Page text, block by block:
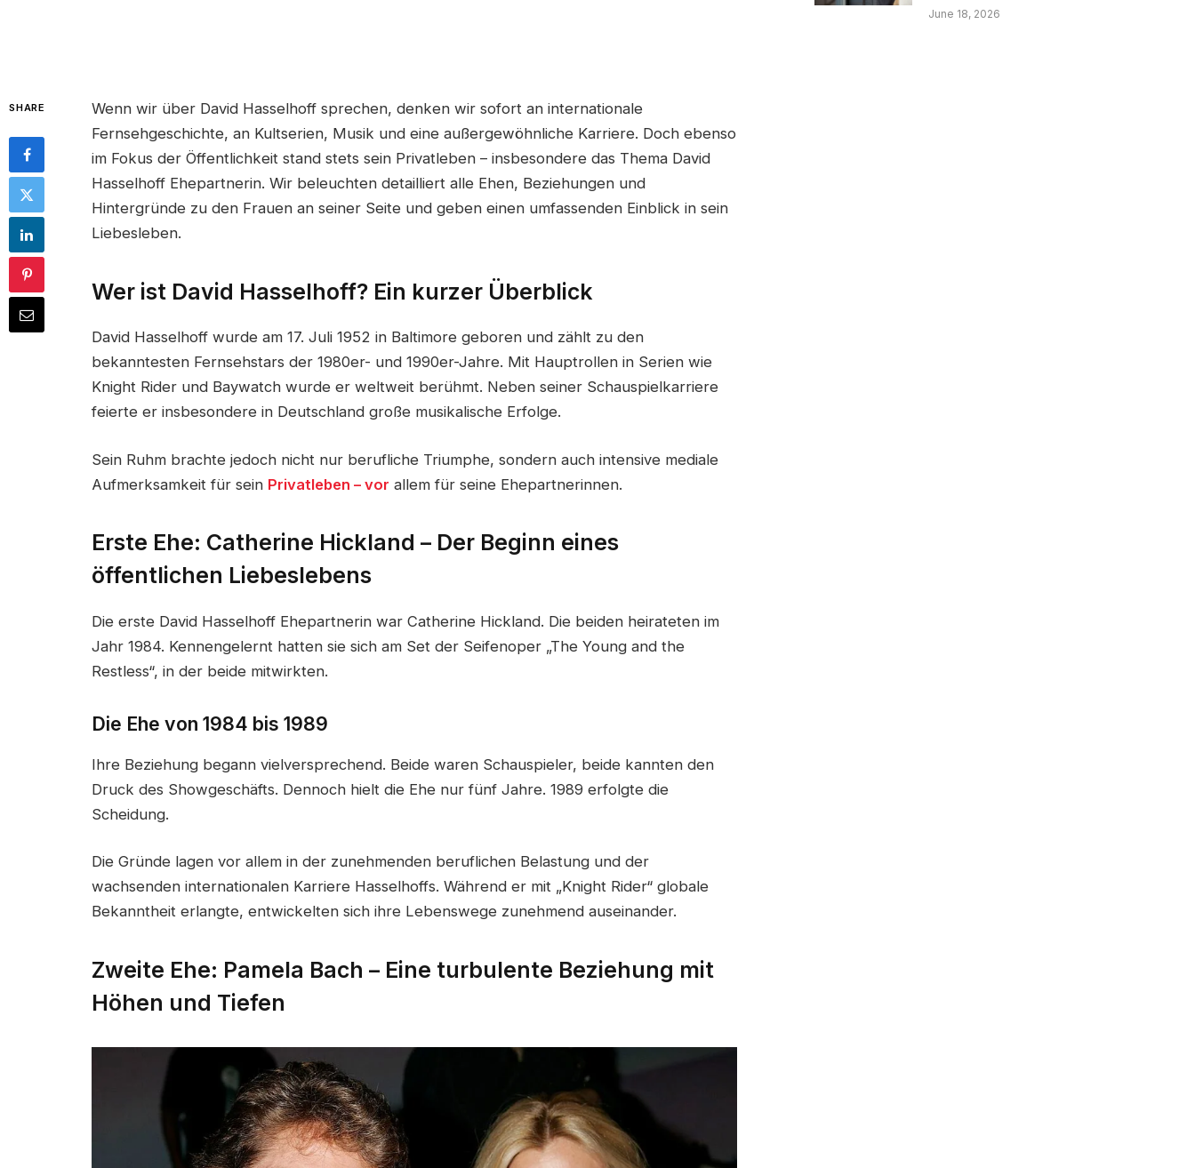
SHARE
Wenn wir über David Hasselhoff sprechen, denken wir sofort an internationale
Fernsehgeschichte, an Kultserien, Musik und eine außergewöhnliche Karriere. Doch ebenso
im Fokus der Öffentlichkeit stand stets sein Privatleben – insbesondere das Thema David
Hasselhoff Ehepartnerin. Wir beleuchten detailliert alle Ehen, Beziehungen und
Hintergründe zu den Frauen an seiner Seite und geben einen umfassenden Einblick in sein
Liebesleben.
Wer ist David Hasselhoff? Ein kurzer Überblick
David Hasselhoff wurde am 17. Juli 1952 in Baltimore geboren und zählt zu den
bekanntesten Fernsehstars der 1980er- und 1990er-Jahre. Mit Hauptrollen in Serien wie
Knight Rider und Baywatch wurde er weltweit berühmt. Neben seiner Schauspielkarriere
feierte er insbesondere in Deutschland große musikalische Erfolge.
Sein Ruhm brachte jedoch nicht nur berufliche Triumphe, sondern auch intensive mediale
Aufmerksamkeit für sein Privatleben – vor allem für seine Ehepartnerinnen.
Erste Ehe: Catherine Hickland – Der Beginn eines
öffentlichen Liebeslebens
Die erste David Hasselhoff Ehepartnerin war Catherine Hickland. Die beiden heirateten im
Jahr 1984. Kennengelernt hatten sie sich am Set der Seifenoper „The Young and the
Restless“, in der beide mitwirkten.
Die Ehe von 1984 bis 1989
Ihre Beziehung begann vielversprechend. Beide waren Schauspieler, beide kannten den
Druck des Showgeschäfts. Dennoch hielt die Ehe nur fünf Jahre. 1989 erfolgte die
Scheidung.
Die Gründe lagen vor allem in der zunehmenden beruflichen Belastung und der
wachsenden internationalen Karriere Hasselhoffs. Während er mit „Knight Rider“ globale
Bekanntheit erlangte, entwickelten sich ihre Lebenswege zunehmend auseinander.
Zweite Ehe: Pamela Bach – Eine turbulente Beziehung mit
Höhen und Tiefen
June 18, 2026